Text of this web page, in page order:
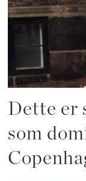
Dette er
som